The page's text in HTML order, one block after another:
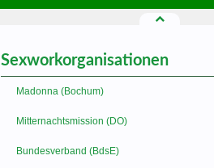
Sexworkorganisationen
Madonna (Bochum)
Mitternachtsmission (DO)
Bundesverband (BdsE)